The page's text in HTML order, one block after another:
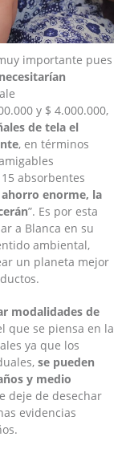
importante pues
y $ 4.000.000,
de tela el
, en términos
absorbentes
enorme, la
”. Es por esta
a Blanca en su
ambiental,
un planeta mejor
modalidades de
que se piensa en la
ya que los
se pueden
y medio
deje de desechar
evidencias